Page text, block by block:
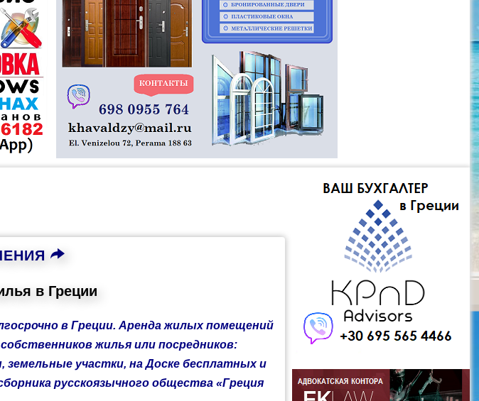
в Греции
в Греции. Аренда жилых помещений
жилья или посредников:
участки, на Доске бесплатных и
русскоязычного общества«Греция